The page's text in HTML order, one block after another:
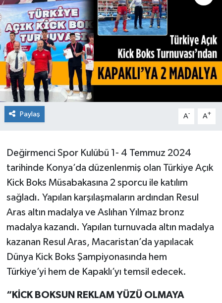
Paylaş A- A+
Değirmenci Spor Kulübü 1- 4 Temmuz 2024
tarihinde Konya’da düzenlenmiş olan Türkiye Açık
Kick Boks Müsabakasına 2 sporcu ile katılım
sağladı. Yapılan karşılaşmaların ardından Resul
Aras altın madalya ve Aslıhan Yılmaz bronz
madalya kazandı. Yapılan turnuvada altın madalya
kazanan Resul Aras, Macaristan’da yapılacak
Dünya Kick Boks Şampiyonasında hem
Türkiye’yi hem de Kapaklı’yı temsil edecek.
“KİCK BOKSUN REKLAM YÜZÜ OLMAYA
Sağlık
Teknoloji
Yaşam